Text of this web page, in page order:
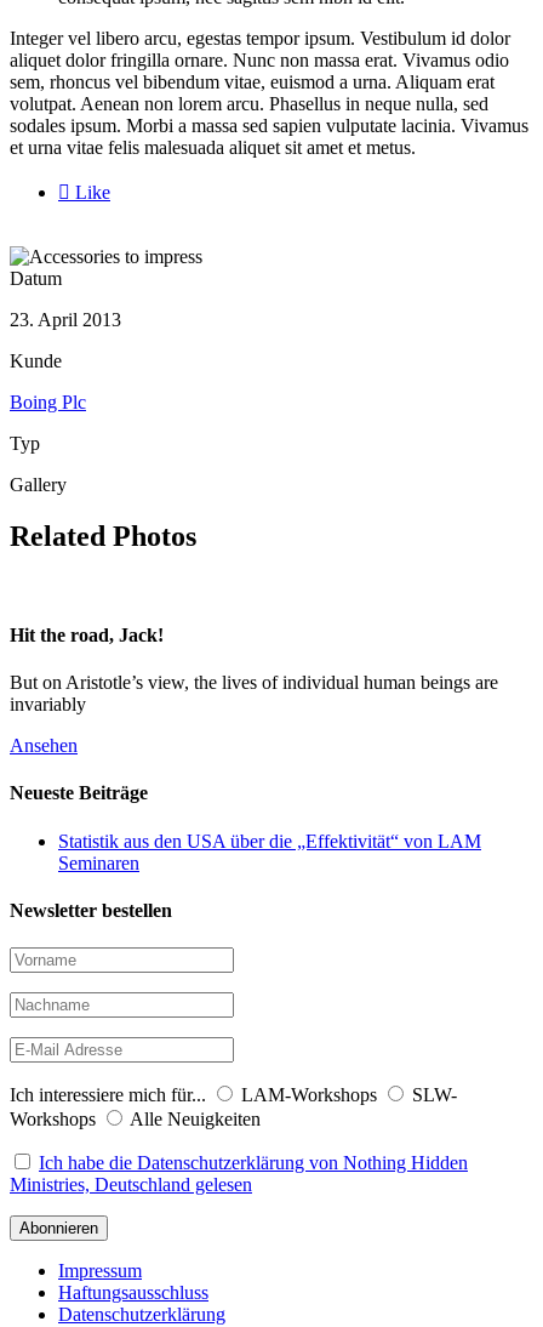
Integer vel libero arcu, egestas tempor ipsum. Vestibulum id dolor
aliquet dolor fringilla ornare. Nunc non massa erat. Vivamus odio
sem, rhoncus vel bibendum vitae, euismod a urna. Aliquam erat
volutpat. Aenean non lorem arcu. Phasellus in neque nulla, sed
sodales ipsum. Morbi a massa sed sapien vulputate lacinia. Vivamus
et urna vitae felis malesuada aliquet sit amet et metus.
 Like
Datum
23. April 2013
Kunde
Boing Plc
Typ
Gallery
Related Photos
Hit the road, Jack!
But on Aristotle’s view, the lives of individual human beings are
invariably
Ansehen
Neueste Beiträge
Statistik aus den USA über die „Effektivität“ von LAM
Seminaren
Newsletter bestellen
Ich interessiere mich für... LAM-Workshops
SLW-
Workshops
Alle Neuigkeiten
Ich habe die Datenschutzerklärung von Nothing Hidden
Ministries, Deutschland gelesen
Impressum
Haftungsausschluss
Datenschutzerklärung